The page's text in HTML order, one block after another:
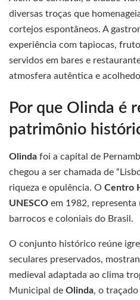
diversas troças que
cortejos espontâneos. A
experiência com tapiocas,
servidos em bares e
atmosfera autêntica e
Por que Olinda é
patrimônio
Olinda foi a capital de
chegou a ser chamada de
riqueza e opulência. O Centro
UNESCO em 1982, representa
barrocos e coloniais do Brasil.
O conjunto histórico reúne
seculares preservados,
medieval adaptada ao clima
Municipal de Olinda, o